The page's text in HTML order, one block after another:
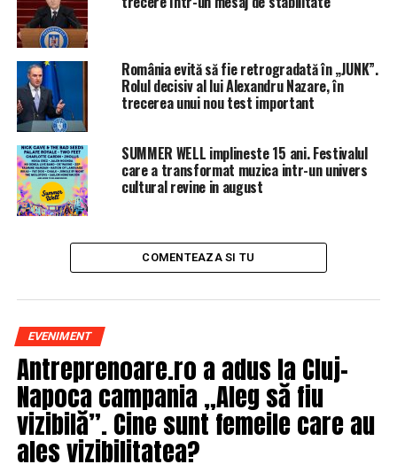
ARTICOLE PE ACEIASI TEMA:
URMATORUL
Este oficial! S-a schimbat vârsta de pensionare. Vezi
dacă vei fi afectat
NU RATATI
PS4 e istorie. Sony anunță Playstation 5
România evită să fie retrogradată în „JUNK”.
Rolul decisiv al lui Alexandru Nazare, în
trecerea unui nou test important
SUMMER WELL implineste 15 ani. Festivalul
care a transformat muzica intr-un univers
cultural revine in august
COMENTEAZA SI TU
EVENIMENT
Antreprenoare.ro a adus la Cluj-
Napoca campania „Aleg să fiu
vizibilă”. Cine sunt femeile care au
ales vizibilitatea?